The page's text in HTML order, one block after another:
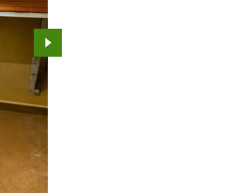
Przejdź do kolejnego zdjęcia.